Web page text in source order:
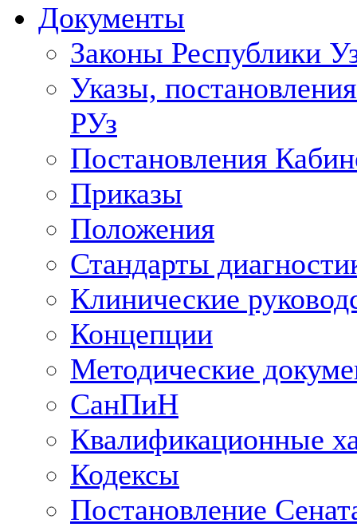
Документы
Законы Республики
Указы,
РУз
Постановления
Приказы
Положения
Стандарты
Клинические
Концепции
Методические
СанПиН
Квалификационные
Кодексы
Постановление